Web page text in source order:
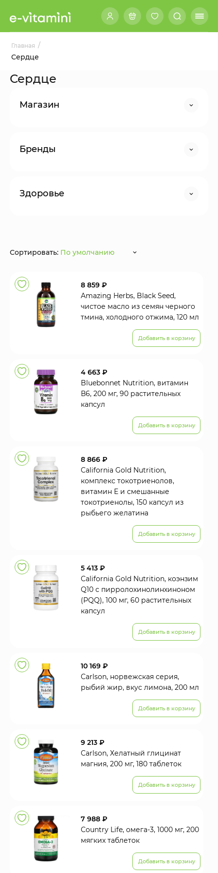
Главная /
Сердце
Сердце
Магазин
Бренды
Здоровье
Сортировать: По умолчанию
8 859 ₽
Amazing Herbs, Black Seed,
чистое масло из семян черного
тмина, холодного отжима, 120 мл
Добавить в корзину
4 663 ₽
Bluebonnet Nutrition, витамин
В6, 200 мг, 90 растительных
капсул
Добавить в корзину
8 866 ₽
California Gold Nutrition,
комплекс токотриенолов,
витамин Е и смешанные
токотриенолы, 150 капсул из
рыбьего желатина
Добавить в корзину
5 413 ₽
California Gold Nutrition, коэнзим
Q10 с пирролохинолинхиноном
(PQQ), 100 мг, 60 растительных
капсул
Добавить в корзину
10 169 ₽
Carlson, норвежская серия,
рыбий жир, вкус лимона, 200 мл
Добавить в корзину
9 213 ₽
Carlson, Хелатный глицинат
магния, 200 мг, 180 таблеток
Добавить в корзину
7 988 ₽
Country Life, омега-3, 1000 мг, 200
мягких таблеток
Добавить в корзину